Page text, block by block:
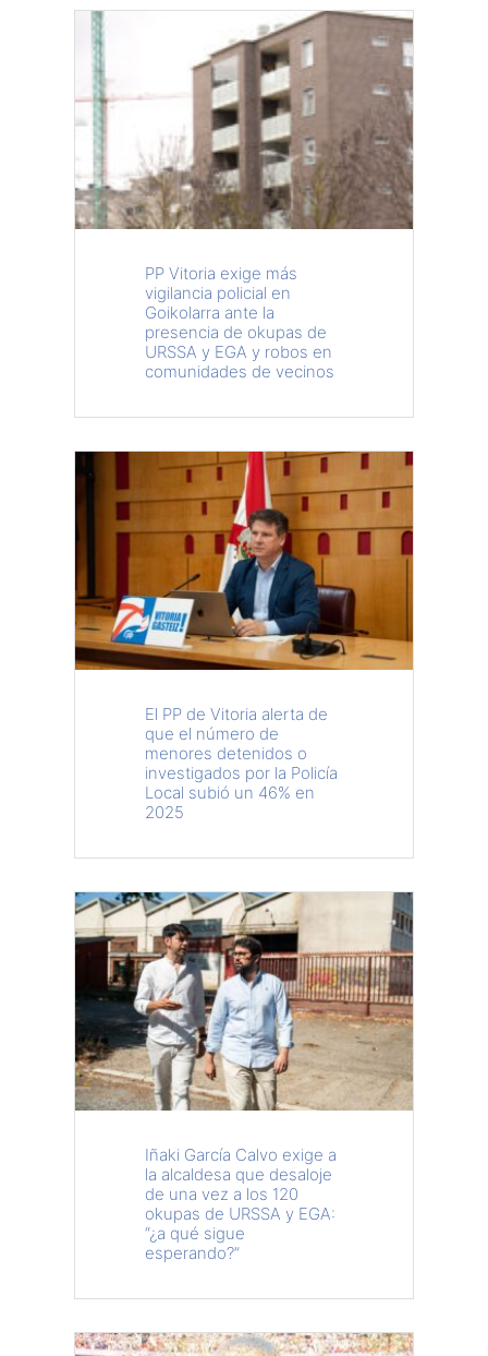
PP Vitoria exige más
vigilancia policial en
Goikolarra ante la
presencia de okupas de
URSSA y EGA y robos en
comunidades de vecinos
El PP de Vitoria alerta de
que el número de
menores detenidos o
investigados por la Policía
Local subió un 46% en
2025
Iñaki García Calvo exige a
la alcaldesa que desaloje
de una vez a los 120
okupas de URSSA y EGA:
“¿a qué sigue
esperando?”